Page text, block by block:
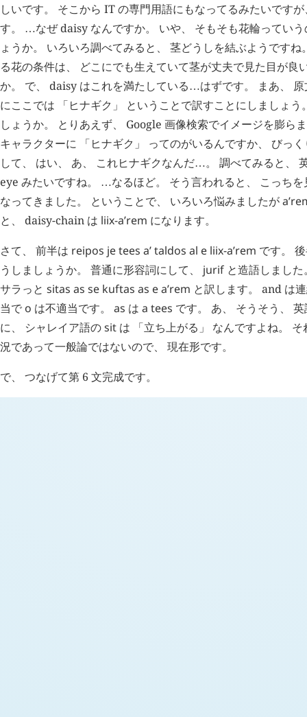
しいです。 そこから IT の専門用語にもなってるみたいです
す。
…なぜ daisy なんですか。 いや、 そもそも花輪ってい
ょうか。 いろいろ調べてみると、 茎どうしを結ぶようです
る花の条件は、 どこにでも生えていて茎が丈夫で見た目が良
か。 で、 daisy はこれを満たしている…はずです。 まあ、
にここでは 「ヒナギク」 ということで訳すことにしましょ
しょうか。 とりあえず、 Google 画像検索でイメージを膨ら
キャラクターに 「ヒナギク」 ってのがいるんですか、 びっ
して、 はい、 あ、 これヒナギクなんだ…。 調べてみると、
eye みたいですね。
…なるほど。 そう言われると、 こっち
なってきました。 ということで、 いろいろ悩みましたが
と、 daisy-chain は liix-a’rem になります。
さて、 前半は reipos jetees a’taldos al e liix-a’rem です。
うしましょうか。 普通に形容詞にして、 jurif と造語しまし
サラっと sitas as se kuftas as ea’rem と訳します。 and は
当で o は不適当です。 as は a tees です。 あ、 そうそう、
に、 シャレイア語のsit は 「立ち上がる」 なんですよね。
況であって一般論ではないので、 現在形です。
で、 つなげて第 6 文完成です。